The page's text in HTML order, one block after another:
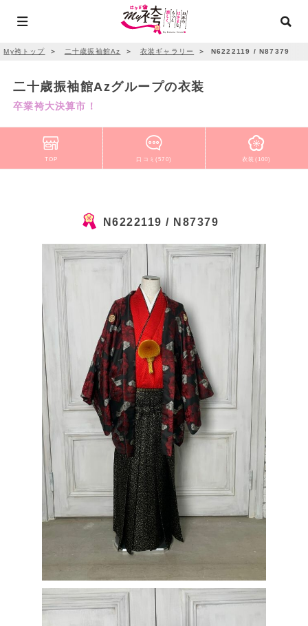
My袴トップ ＞ 二十歳振袖館Az ＞ 衣装ギャラリー ＞ N6222119 / N87379
二十歳振袖館Azグループの衣装
卒業袴大決算市！
TOP 口コミ(570) 衣装(100)
N6222119 / N87379